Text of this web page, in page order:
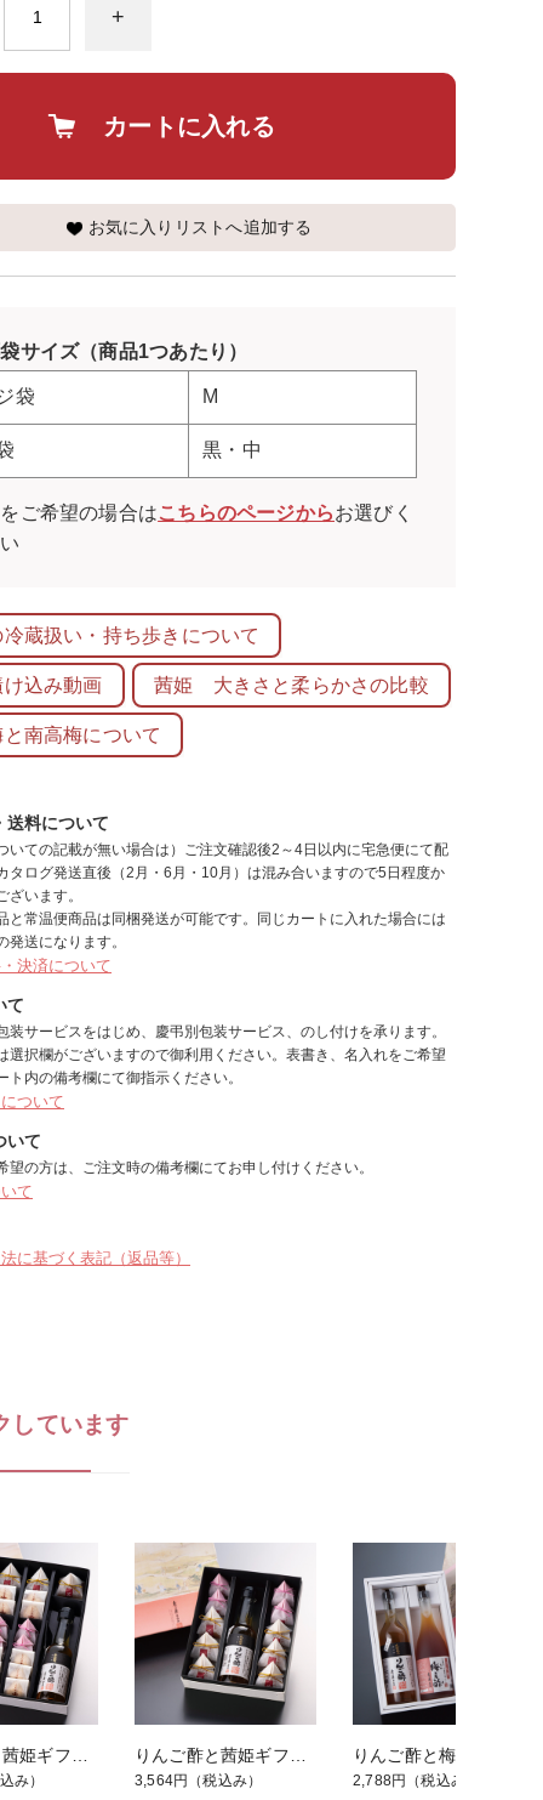
+
カートに入れる
お気に入りリストへ追加する
サイズ（商品1つあたり）
袋 M
黒・中
ご希望の場合はこちらのページからお選びく
蔵扱い・持ち歩きについて
込み動画 茜姫 大きさと柔らかさの比較
南高梅について
送料について
いての記載が無い場合は）ご注文確認後2～4日以内に宅急便にて配
タログ発送直後（2月・6月・10月）は混み合いますので5日程度か
ざいます。
と常温便商品は同梱発送が可能です。同じカートに入れた場合には
発送になります。
決済について
て
装サービスをはじめ、慶弔別包装サービス、のし付けを承ります。
選択欄がございますので御利用ください。表書き、名入れをご希望
ト内の備考欄にて御指示ください。
ついて
いて
望の方は、ご注文時の備考欄にてお申し付けください。
て
に基づく表記（返品等）
しています
み） 3,564円 （税込み） 2,788円 （税込み）